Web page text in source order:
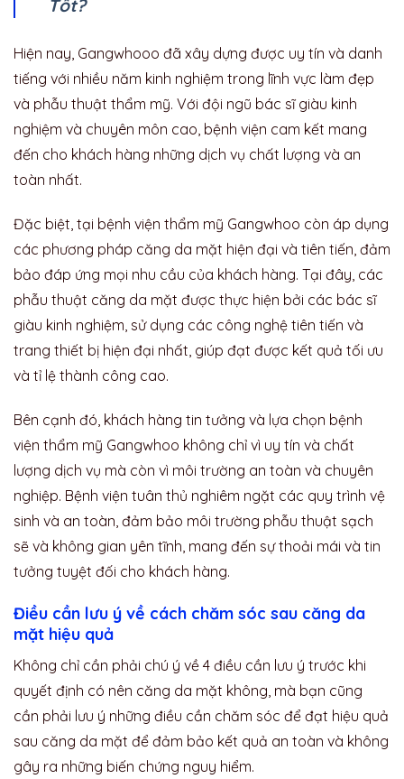
Tốt?
Hiện nay, Gangwhooo đã xây dựng được uy tín và danh
tiếng với nhiều năm kinh nghiệm trong lĩnh vực làm đẹp
và phẫu thuật thẩm mỹ. Với đội ngũ bác sĩ giàu kinh
nghiệm và chuyên môn cao, bệnh viện cam kết mang
đến cho khách hàng những dịch vụ chất lượng và an
toàn nhất.
Đặc biệt, tại bệnh viện thẩm mỹ Gangwhoo còn áp dụng
các phương pháp căng da mặt hiện đại và tiên tiến, đảm
bảo đáp ứng mọi nhu cầu của khách hàng. Tại đây, các
phẫu thuật căng da mặt được thực hiện bởi các bác sĩ
giàu kinh nghiệm, sử dụng các công nghệ tiên tiến và
trang thiết bị hiện đại nhất, giúp đạt được kết quả tối ưu
và tỉ lệ thành công cao.
Bên cạnh đó, khách hàng tin tưởng và lựa chọn bệnh
viện thẩm mỹ Gangwhoo không chỉ vì uy tín và chất
lượng dịch vụ mà còn vì môi trường an toàn và chuyên
nghiệp. Bệnh viện tuân thủ nghiêm ngặt các quy trình vệ
sinh và an toàn, đảm bảo môi trường phẫu thuật sạch
sẽ và không gian yên tĩnh, mang đến sự thoải mái và tin
tưởng tuyệt đối cho khách hàng.
Điều cần lưu ý về cách chăm sóc sau căng da
mặt hiệu quả
Không chỉ cần phải chú ý về 4 điều cần lưu ý trước khi
quyết định có nên căng da mặt không, mà bạn cũng
cần phải lưu ý những điều cần chăm sóc để đạt hiệu quả
sau căng da mặt để đảm bảo kết quả an toàn và không
gây ra những biến chứng nguy hiểm.